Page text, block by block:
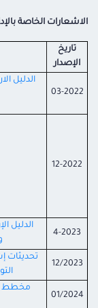
الاشعارات الخاصة
تاريخ
الإصدار
03-2022
الدليل
12-2022
4-2023
الدليل
12/2023
تحديثات
01/2024
مخطط